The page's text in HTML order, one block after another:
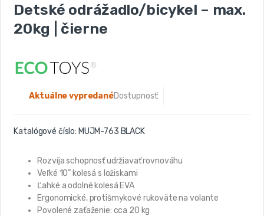
Detské odrážadlo/bicykel – max.
20kg | čierne
Dostupnosť:
Aktuálne vypredané
Katalógové číslo: MUJM-763 BLACK
Rozvíja schopnosť udržiavať rovnováhu
Veľké 10” kolesá s ložiskami
Ľahké a odolné kolesá EVA
Ergonomické, protišmykové rukoväte na volante
Povolené zaťaženie: cca 20 kg